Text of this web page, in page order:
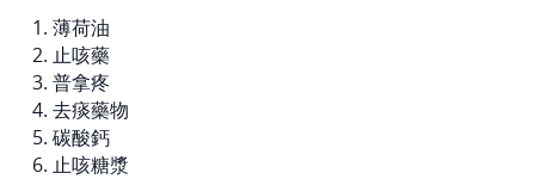
薄荷油
止咳藥
普拿疼
去痰藥物
碳酸鈣
止咳糖漿